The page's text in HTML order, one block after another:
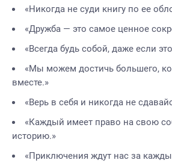
«Никогда не суди книгу по ее
«Дружба — это самое ценное
«Всегда будь собой, даже если
«Мы можем достичь большего,
вместе.»
«Верь в себя и никогда не
«Каждый имеет право на свою
историю.»
«Приключения ждут нас за